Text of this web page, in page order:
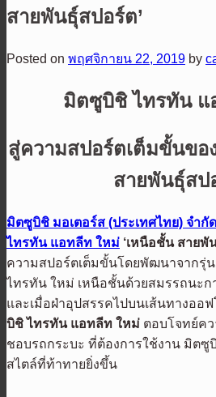
สายพันธุ์สปอร์ต’
Posted on พฤศจิกายน 22, 2019 by
มิตซูบิชิ ไทรทัน แ
สู่ความสปอร์ตเต็มขั้นขอ
สายพันธุ์สป
มิตซูบิชิ มอเตอร์ส (ประเทศไทย) จำกัด
ไทรทัน แอทลีท ใหม่ ‘เหนือชั้น สายพั
ความสปอร์ตเต็มขั้นโดยพัฒนาจากรุ่
ไทรทัน ใหม่ เหนือชั้นด้วยสมรรถนะ
และเมื่อฝ่าอุปสรรคไปบนเส้นทางออ
บิชิ ไทรทัน แอทลีท ใหม่ ตอบโจทย์ค
ชอบรถกระบะ ที่ต้องการใช้งาน มิตซู
สไตล์ที่ท้าทายยิ่งขึ้น